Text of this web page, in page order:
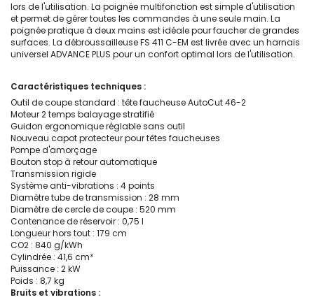
lors de l'utilisation. La poignée multifonction est simple d'utilisation
et permet de gérer toutes les commandes à une seule main. La
poignée pratique à deux mains est idéale pour faucher de grandes
surfaces. La débroussailleuse FS 411 C-EM est livrée avec un harnais
universel ADVANCE PLUS pour un confort optimal lors de l'utilisation.
Caractéristiques techniques :
Outil de coupe standard : tête faucheuse AutoCut 46-2
Moteur 2 temps balayage stratifié
Guidon ergonomique réglable sans outil
Nouveau capot protecteur pour têtes faucheuses
Pompe d'amorçage
Bouton stop à retour automatique
Transmission rigide
Système anti-vibrations : 4 points
Diamètre tube de transmission : 28 mm
Diamètre de cercle de coupe : 520 mm
Contenance de réservoir : 0,75 l
Longueur hors tout : 179 cm
CO2 : 840 g/kWh
Cylindrée : 41,6 cm³
Puissance : 2 kW
Poids : 8,7 kg
Bruits et vibrations :